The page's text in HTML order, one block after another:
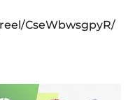
CseWbwsgpyR/